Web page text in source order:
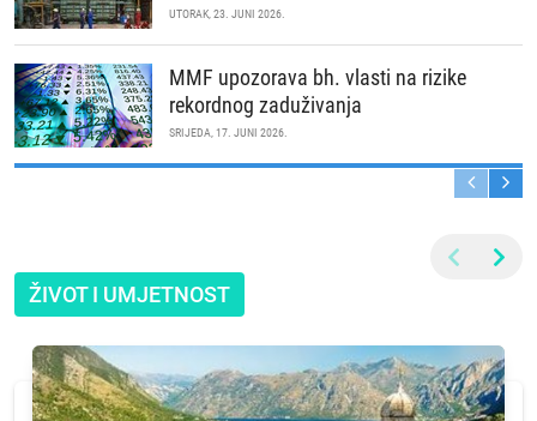
UTORAK, 23. JUNI 2026.
MMF upozorava bh. vlasti na rizike
rekordnog zaduživanja
SRIJEDA, 17. JUNI 2026.
ŽIVOT I UMJETNOST